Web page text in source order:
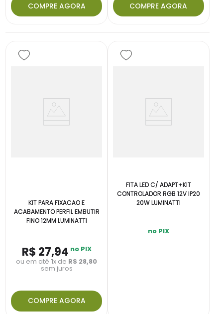
COMPRE AGORA COMPRE AGORA
KIT PARA FIXACAO E
ACABAMENTO PERFIL EMBUTIR
FINO 12MM LUMINATTI
R$ 27,94 no PIX
ou em até1x de R$ 28,80
sem juros
COMPRE AGORA
FITA LED C/ ADAPT+KIT
CONTROLADOR RGB 12V IP20
20W LUMINATTI
no PIX